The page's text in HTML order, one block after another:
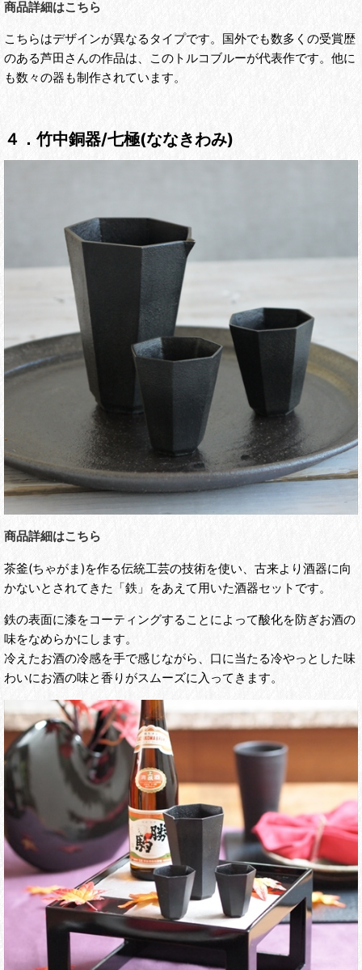
商品詳細はこちら
こちらはデザインが異なるタイプです。国外でも数多くの受賞歴
のある芦田さんの作品は、このトルコブルーが代表作です。他に
も数々の器も制作されています。
４．竹中銅器/七極(ななきわみ)
商品詳細はこちら
茶釜(ちゃがま)を作る伝統工芸の技術を使い、古来より酒器に向
かないとされてきた「鉄」をあえて用いた酒器セットです。
鉄の表面に漆をコーティングすることによって酸化を防ぎお酒の
味をなめらかにします。
冷えたお酒の冷感を手で感じながら、口に当たる冷やっとした味
わいにお酒の味と香りがスムーズに入ってきます。